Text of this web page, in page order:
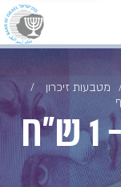
מטבעות זיכרון
דוד מנגן לשאול - 1 ש"ח